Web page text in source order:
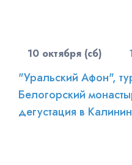
10 октября (сб)
"Уральский Афон",
Белогорский
дегустация в